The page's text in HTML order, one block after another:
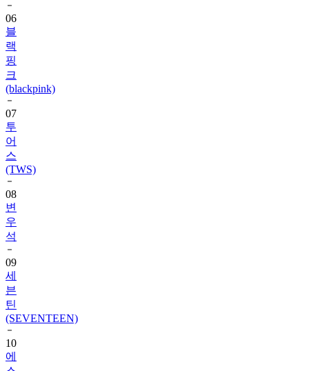
블
랙
핑
크
(blackpink)
07
투
어
스
(TWS)
08
변
우
석
09
세
븐
틴
(SEVENTEEN)
10
에
스
파